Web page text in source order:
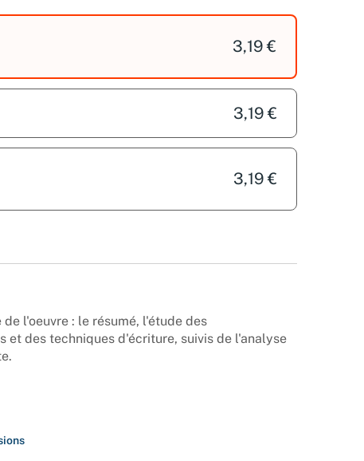
3,19 €
3,19 €
3,19 €
l'oeuvre : le résumé, l'étude des
et des techniques d'écriture, suivis de l'analyse